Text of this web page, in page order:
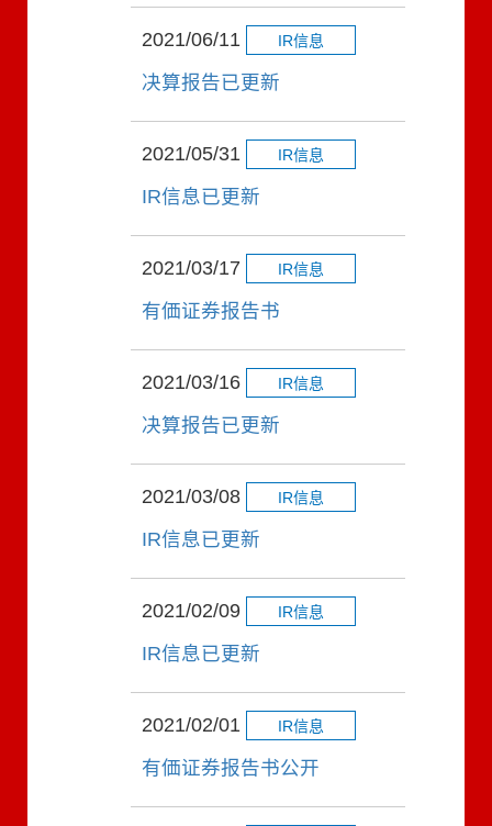
2021/06/11 IR信息
决算报告已更新
2021/05/31 IR信息
IR信息已更新
2021/03/17 IR信息
有価证券报告书
2021/03/16 IR信息
决算报告已更新
2021/03/08 IR信息
IR信息已更新
2021/02/09 IR信息
IR信息已更新
2021/02/01 IR信息
有価证券报告书公开